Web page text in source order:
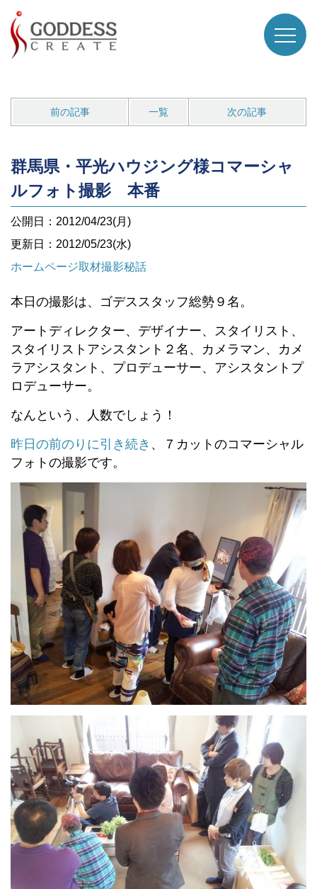
前の記事 一覧 次の記事
群馬県・平光ハウジング様コマーシャ
ルフォト撮影 本番
公開日：2012/04/23(月)
更新日：2012/05/23(水)
ホームページ取材撮影秘話
本日の撮影は、ゴデススタッフ総勢９名。
アートディレクター、デザイナー、スタイリスト、
スタイリストアシスタント２名、カメラマン、カメ
ラアシスタント、プロデューサー、アシスタントプ
ロデューサー。
なんという、人数でしょう！
昨日の前のりに引き続き 、７カットのコマーシャル
フォトの撮影です。